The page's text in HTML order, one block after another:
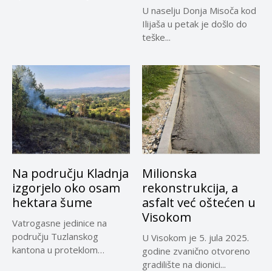
U naselju Donja Misoča kod
Ilijaša u petak je došlo do
teške...
Na području Kladnja
izgorjelo oko osam
hektara šume
Vatrogasne jedinice na
području Tuzlanskog
kantona u proteklom
Milionska
rekonstrukcija, a
asfalt već oštećen u
Visokom
U Visokom je 5. jula 2025.
godine zvanično otvoreno
gradilište na dionici...